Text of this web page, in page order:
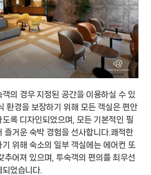
의 경우 지정된 공간을 이용하실 수 있
환경을 보장하기 위해 모든 객실은 편안
록 디자인되었으며, 모든 기본적인 필
즐거운 숙박 경험을 선사합니다.쾌적한
위해 숙소의 일부 객실에는 에어컨 또
추어져 있으며, 투숙객의 편의를 최우선
었습니다.